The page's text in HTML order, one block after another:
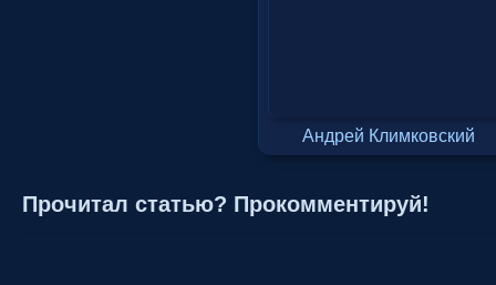
Андрей Климковский
Прочитал статью? Прокомментируй!